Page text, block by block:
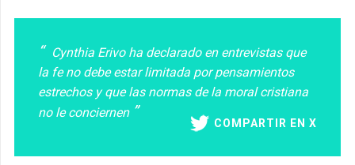
Cynthia Erivo ha declarado en entrevistas que
la fe no debe estar limitada por pensamientos
estrechos y que las normas de la moral cristiana
no le conciernen
COMPARTIR EN X